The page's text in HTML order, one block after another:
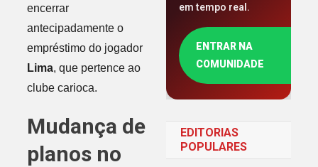
encerrar
antecipadamente o
empréstimo do jogador
Lima, que pertence ao
clube carioca.
Mudança de
planos no
em tempo real.
ENTRAR NA
COMUNIDADE
EDITORIAS
POPULARES